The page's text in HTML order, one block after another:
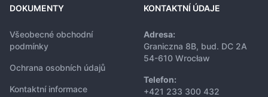
DOKUMENTY
Všeobecné obchodní
podmínky
Ochrana osobních údajů
Kontaktní informace
KONTAKTNÍ ÚDAJE
Adresa:
Graniczna 8B, bud. DC 2A
54-610 Wrocław
Telefon:
+421 233 300 432